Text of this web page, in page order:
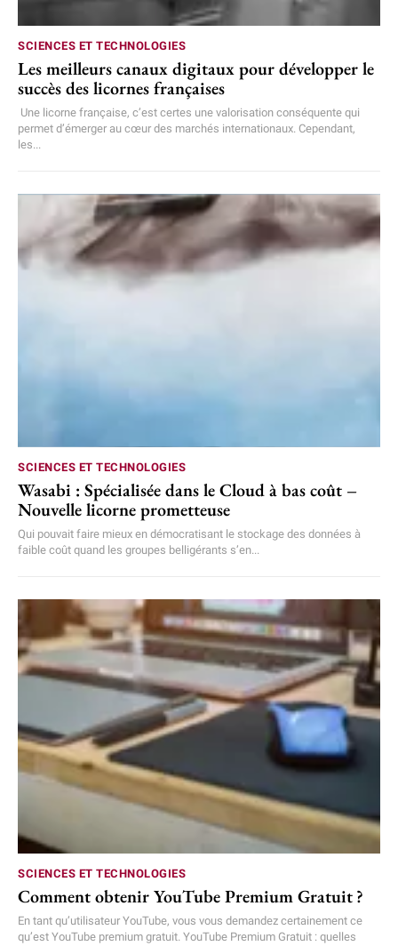
SCIENCES ET TECHNOLOGIES
Les meilleurs canaux digitaux pour développer le
succès des licornes françaises
Une licorne française, c’est certes une valorisation conséquente qui
permet d’émerger au cœur des marchés internationaux. Cependant,
les...
SCIENCES ET TECHNOLOGIES
Wasabi : Spécialisée dans le Cloud à bas coût –
Nouvelle licorne prometteuse
Qui pouvait faire mieux en démocratisant le stockage des données à
faible coût quand les groupes belligérants s’en...
SCIENCES ET TECHNOLOGIES
Comment obtenir YouTube Premium Gratuit ?
En tant qu’utilisateur YouTube, vous vous demandez certainement ce
qu’est YouTube premium gratuit. YouTube Premium Gratuit : quelles